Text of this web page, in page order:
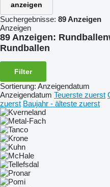
anzeigen
Suchergebnisse: 89 Anzeigen
Anzeigen
89 Anzeigen:
Rundballen
Filter
Sortierung: Anzeigendatum
Anzeigendatum Teuerste zuerst
zuerst Baujahr - älteste zuerst